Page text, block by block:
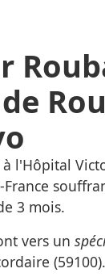
à l'Hôpital
3 mois.
vers un
(59100).